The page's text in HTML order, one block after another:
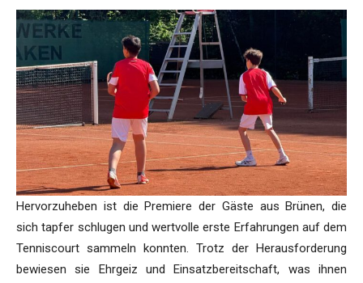
Hervorzuheben ist die Premiere der Gäste aus Brünen, die
sich tapfer schlugen und wertvolle erste Erfahrungen auf dem
Tenniscourt sammeln konnten. Trotz der Herausforderung
bewiesen sie Ehrgeiz und Einsatzbereitschaft, was ihnen